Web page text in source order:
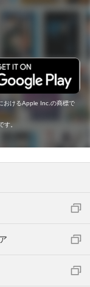
おけるApple Inc.の商標で
。